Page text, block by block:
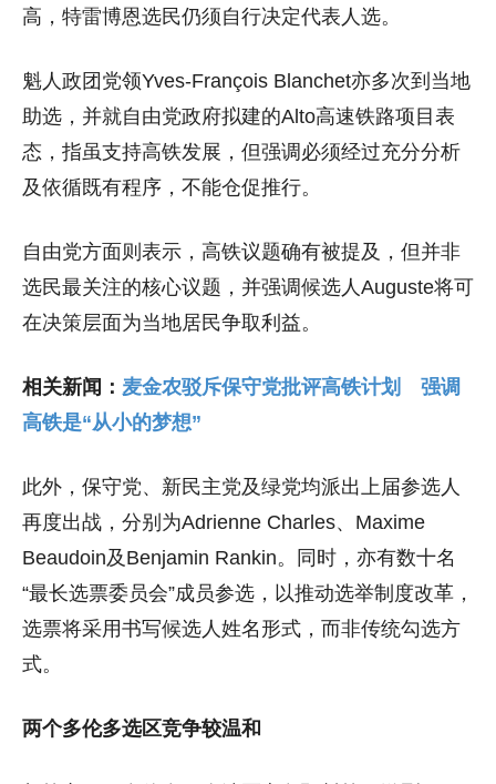
高，特雷博恩选民仍须自行决定代表人选。
魁人政团党领Yves-François Blanchet亦多次到当地
助选，并就自由党政府拟建的Alto高速铁路项目表
态，指虽支持高铁发展，但强调必须经过充分分析
及依循既有程序，不能仓促推行。
自由党方面则表示，高铁议题确有被提及，但并非
选民最关注的核心议题，并强调候选人Auguste将可
在决策层面为当地居民争取利益。
相关新闻： 麦金农驳斥保守党批评高铁计划 强调
高铁是“从小的梦想”
此外，保守党、新民主党及绿党均派出上届参选人
再度出战，分别为Adrienne Charles、Maxime
Beaudoin及Benjamin Rankin。同时，亦有数十名
“最长选票委员会”成员参选，以推动选举制度改革，
选票将采用书写候选人姓名形式，而非传统勾选方
式。
两个多伦多选区竞争较温和